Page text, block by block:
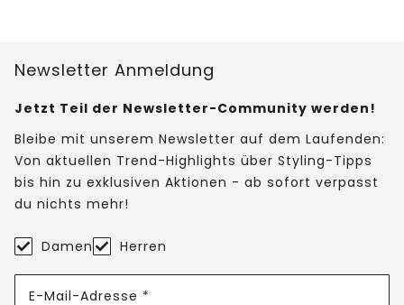
Newsletter Anmeldung
Jetzt Teil der Newsletter-Community werden!
Bleibe mit unserem Newsletter auf dem Laufenden:
Von aktuellen Trend-Highlights über Styling-Tipps
bis hin zu exklusiven Aktionen - ab sofort verpasst
du nichts mehr!
Damen Herren
E-Mail-Adresse *